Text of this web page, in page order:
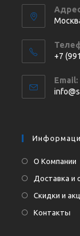
+7
в
вашем
Email:
О Компании
Доставка и
Скидки и
Контакты